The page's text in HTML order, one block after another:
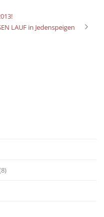
LAUF in Jedenspeigen